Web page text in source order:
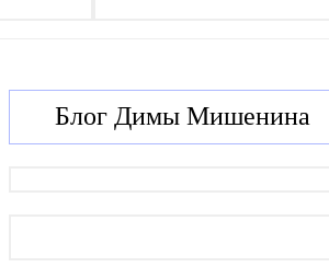
Блог Димы Мишенина